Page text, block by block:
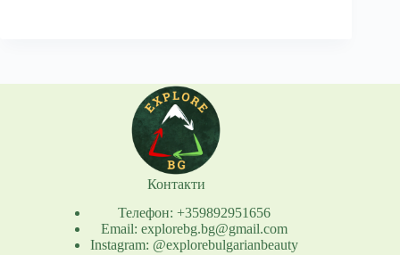
Контакти
Телефон: +359892951656
Email: explorebg.bg@gmail.com
Instagram: @explorebulgarianbeauty